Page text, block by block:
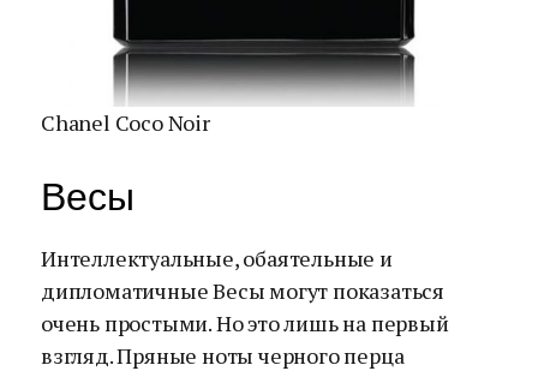
Chanel Coco Noir
Весы
Интеллектуальные, обаятельные и
дипломатичные Весы могут показаться
очень простыми. Но это лишь на первый
взгляд. Пряные ноты черного перца